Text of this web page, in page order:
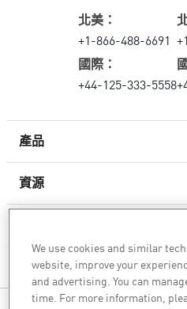
產品
次世代防火牆
雲端網路安全防護
WAF
資源
公司
北美：
+1-866-488-6691
國際：
+44-125-333-5558
We use cookies and similar
website, improve your
and advertising. You can
time. For more information,